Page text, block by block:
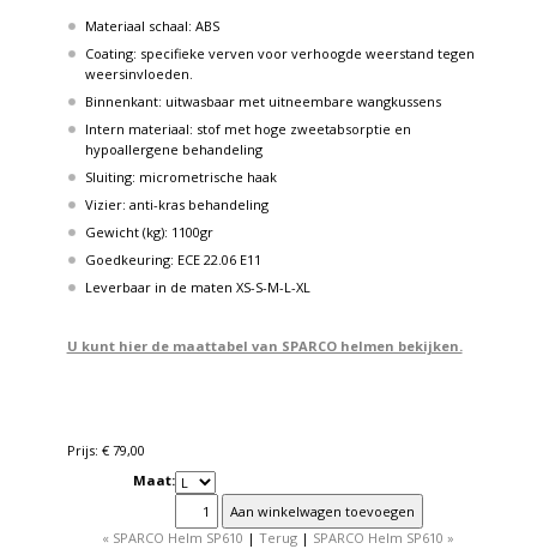
Materiaal schaal: ABS
Coating: specifieke verven voor verhoogde weerstand tegen
weersinvloeden.
Binnenkant: uitwasbaar met uitneembare wangkussens
Intern materiaal: stof met hoge zweetabsorptie en
hypoallergene behandeling
Sluiting: micrometrische haak
Vizier: anti-kras behandeling
Gewicht (kg): 1100gr
Goedkeuring: ECE 22.06 E11
Leverbaar in de maten XS-S-M-L-XL
U kunt hier de maattabel van SPARCO helmen bekijken.
Prijs: € 79,00
Maat:
« SPARCO Helm SP610 | Terug| SPARCO Helm SP610 »